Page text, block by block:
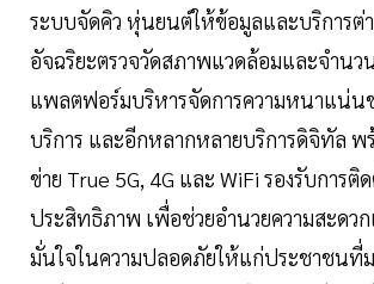
ระบบจัดคิว หุ่นยนต์ให้ข้อมูลและบริการต่
อัจฉริยะตรวจวัดสภาพแวดล้อมและจำนว
แพลตฟอร์มบริหารจัดการความหนาแน่
บริการ และอีกหลากหลายบริการดิจิทัล พ
ข่าย True 5G, 4G และ WiFi รองรับการติ
ประสิทธิภาพ เพื่อช่วยอำนวยความสะดว
มั่นใจในความปลอดภัยให้แก่ประชาชนที่